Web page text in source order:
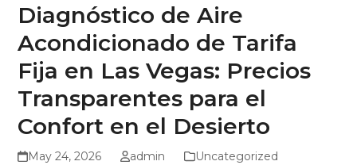
Diagnóstico de Aire
Acondicionado de Tarifa
Fija en Las Vegas: Precios
Transparentes para el
Confort en el Desierto
May 24, 2026 admin
Uncategorized